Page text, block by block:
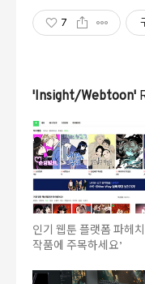
7
'Insight/Webtoon'
인기 웹툰 플랫폼 파헤치
작품에 주목하세요’